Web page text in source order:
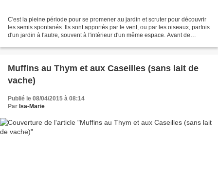
C'est la pleine période pour se promener au jardin et scruter pour découvrir
les semis spontanés. Ils sont apportés par le vent, ou par les oiseaux, parfois
d'un jardin à l'autre, souvent à l'intérieur d'un même espace. Avant de
Muffins au Thym et aux Caseilles (sans lait de
vache)
Publié le 08/04/2015 à 08:14
Par Isa-Marie